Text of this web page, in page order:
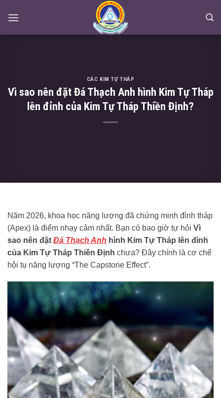
CÁC KIM TỰ THÁP
Vì sao nên đặt Đá Thạch Anh hình Kim Tự Tháp
lên đỉnh của Kim Tự Tháp Thiền Định?
Năm 2026, khoa học năng lượng đã chứng minh đỉnh tháp
(Apex) là điểm nhạy cảm nhất. Bạn có bao giờ tự hỏi Vì
sao nên đặt Đá Thạch Anh hình Kim Tự Tháp lên đỉnh
của Kim Tự Tháp Thiền Định chưa? Đây chính là cơ chế
hội tụ năng lượng “The Capstone Effect”.